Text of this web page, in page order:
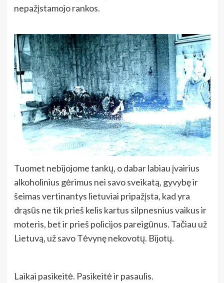
nepažįstamojo rankos.
Tuomet nebijojome tankų, o dabar labiau įvairius
alkoholinius gėrimus nei savo sveikatą, gyvybę ir
šeimas vertinantys lietuviai pripažįsta, kad yra
drąsūs ne tik prieš kelis kartus silpnesnius vaikus ir
moteris, bet ir prieš policijos pareigūnus. Tačiau už
Lietuvą, už savo Tėvynę nekovotų. Bijotų.
Laikai pasikeitė. Pasikeitė ir pasaulis.